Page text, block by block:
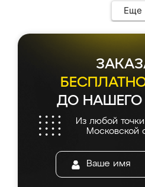
Еще
ДО
Из любой
Московской